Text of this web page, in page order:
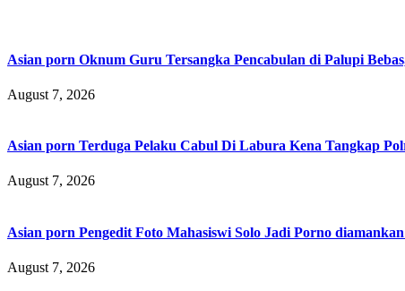
Asian porn Oknum Guru Tersangka Pencabulan di Palupi
August 7, 2026
Asian porn Terduga Pelaku Cabul Di Labura Kena Tangkap
August 7, 2026
Asian porn Pengedit Foto Mahasiswi Solo Jadi Porno
August 7, 2026